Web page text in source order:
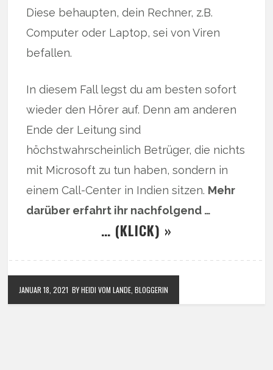
Diese behaupten, dein Rechner, z.B.
Computer oder Laptop, sei von Viren
befallen.
In diesem Fall legst du am besten sofort
wieder den Hörer auf. Denn am anderen
Ende der Leitung sind
höchstwahrscheinlich Betrüger, die nichts
mit Microsoft zu tun haben, sondern in
einem Call-Center in Indien sitzen. Mehr
darüber erfahrt ihr nachfolgend …
… (KLICK) »
JANUAR 18, 2021 BY HEIDI VOM LANDE, BLOGGERIN